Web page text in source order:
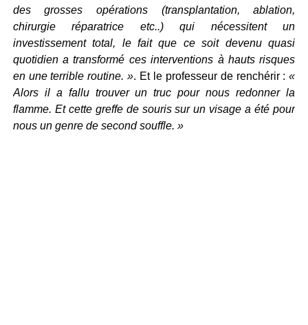
des grosses opérations (transplantation, ablation,
chirurgie réparatrice etc..) qui nécessitent un
investissement total, le fait que ce soit devenu quasi
quotidien a transformé ces interventions à hauts risques
en une terrible routine. ». Et le professeur de renchérir : «
Alors il a fallu trouver un truc pour nous redonner la
flamme. Et cette greffe de souris sur un visage a été pour
nous un genre de second souffle. »